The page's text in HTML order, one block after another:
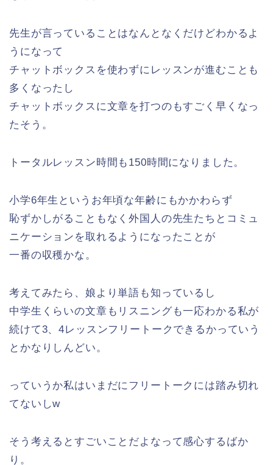
先生が言っていることはなんとなくだけどわかるよ
うになって
チャットボックスを使わずにレッスンが進むことも
多くなったし
チャットボックスに文章を打つのもすごく早くなっ
たそう。
トータルレッスン時間も150時間になりました。
小学6年生というお年頃な年齢にもかかわらず
恥ずかしがることもなく外国人の先生たちとコミュ
ニケーションを取れるようになったことが
一番の収穫かな。
考えてみたら、娘より単語も知っているし
中学生くらいの文章もリスニングも一応わかる私が
続けて3、4レッスンフリートークできるかっていう
とかなりしんどい。
っていうか私はいまだにフリートークには踏み切れ
てないしw
そう考えるとすごいことだよなって感心するばか
り。